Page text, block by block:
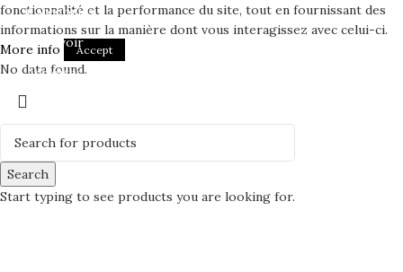
Catégories
Tout voir
Assiettes
Tasses, Verres et Mugs
Sucriers, Beurriers et Boites
fonctionnalité et la performance du site, tout en fournissant des
informations sur la manière dont vous interagissez avec celui-ci.
More info
Accept
No data found.
Search
Start typing to see products you are looking for.